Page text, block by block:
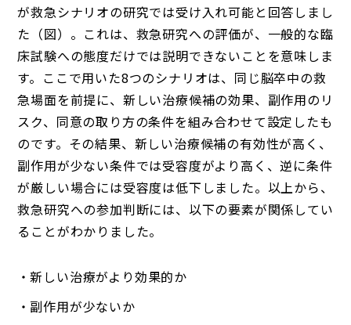
が救急シナリオの研究では受け入れ可能と回答しまし
た（図）。これは、救急研究への評価が、一般的な臨
床試験への態度だけでは説明できないことを意味しま
す。ここで用いた8つのシナリオは、同じ脳卒中の救
急場面を前提に、新しい治療候補の効果、副作用のリ
スク、同意の取り方の条件を組み合わせて設定したも
のです。その結果、新しい治療候補の有効性が高く、
副作用が少ない条件では受容度がより高く、逆に条件
が厳しい場合には受容度は低下しました。以上から、
救急研究への参加判断には、以下の要素が関係してい
ることがわかりました。
新しい治療がより効果的か
副作用が少ないか